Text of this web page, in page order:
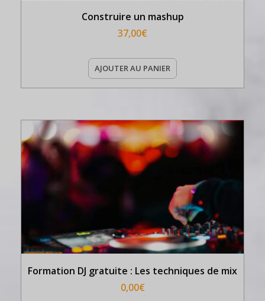
Construire un mashup
37,00€
AJOUTER AU PANIER
Formation DJ gratuite : Les techniques de mix
0,00€